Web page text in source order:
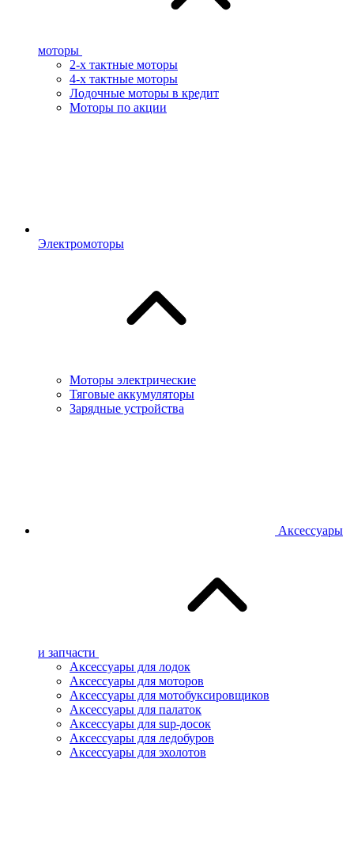
моторы
2-х тактные моторы
4-х тактные моторы
Лодочные моторы в кредит
Моторы по акции
Электромоторы
Моторы электрические
Тяговые аккумуляторы
Зарядные устройства
Аксессуары
и запчасти
Аксессуары для лодок
Аксессуары для моторов
Аксессуары для мотобуксировщиков
Аксессуары для палаток
Аксессуары для sup-досок
Аксессуары для ледобуров
Аксессуары для эхолотов